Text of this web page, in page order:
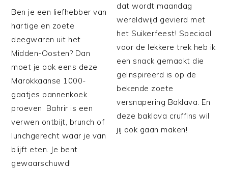
Ben je een liefhebber van
hartige en zoete
deegwaren uit het
Midden-Oosten? Dan
moet je ook eens deze
Marokkaanse 1000-
gaatjes pannenkoek
proeven. Bahrir is een
verwen ontbijt, brunch of
lunchgerecht waar je van
blijft eten. Je bent
gewaarschuwd!
dat wordt maandag
wereldwijd gevierd met
het Suikerfeest! Speciaal
voor de lekkere trek heb ik
een snack gemaakt die
geïnspireerd is op de
bekende zoete
versnapering Baklava. En
deze baklava cruffins wil
jij ook gaan maken!